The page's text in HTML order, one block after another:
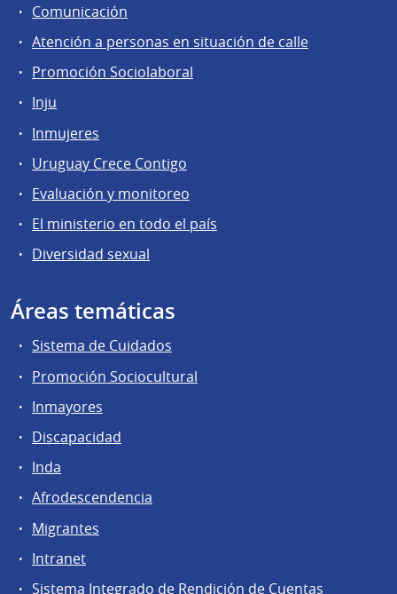
Comunicación
Atención a personas en situación de calle
Promoción Sociolaboral
Inju
Inmujeres
Uruguay Crece Contigo
Evaluación y monitoreo
El ministerio en todo el país
Diversidad sexual
Áreas temáticas
Sistema de Cuidados
Promoción Sociocultural
Inmayores
Discapacidad
Inda
Afrodescendencia
Migrantes
Intranet
Sistema Integrado de Rendición de Cuentas